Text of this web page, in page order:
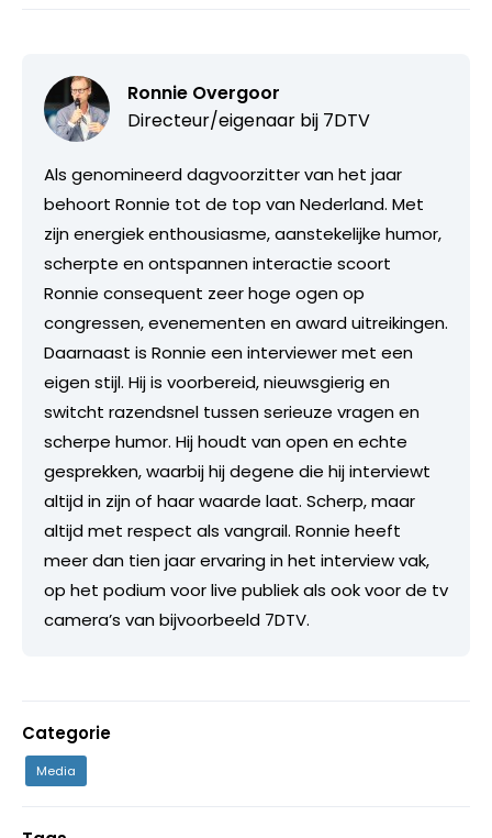
Ronnie Overgoor
Directeur/eigenaar bij 7DTV
Als genomineerd dagvoorzitter van het jaar
behoort Ronnie tot de top van Nederland. Met
zijn energiek enthousiasme, aanstekelijke humor,
scherpte en ontspannen interactie scoort
Ronnie consequent zeer hoge ogen op
congressen, evenementen en award uitreikingen.
Daarnaast is Ronnie een interviewer met een
eigen stijl. Hij is voorbereid, nieuwsgierig en
switcht razendsnel tussen serieuze vragen en
scherpe humor. Hij houdt van open en echte
gesprekken, waarbij hij degene die hij interviewt
altijd in zijn of haar waarde laat. Scherp, maar
altijd met respect als vangrail. Ronnie heeft
meer dan tien jaar ervaring in het interview vak,
op het podium voor live publiek als ook voor de tv
camera’s van bijvoorbeeld 7DTV.
Categorie
Media